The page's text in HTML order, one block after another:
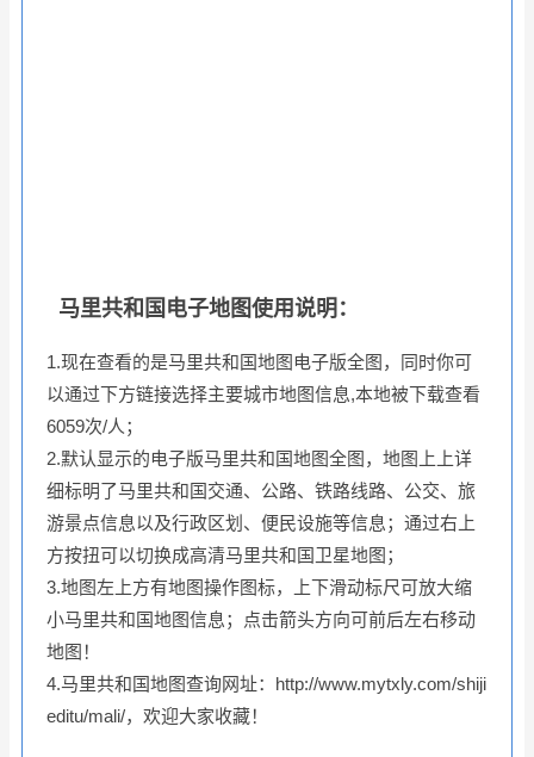
马里共和国电子地图使用说明：
1.现在查看的是马里共和国地图电子版全图，同时你可
以通过下方链接选择主要城市地图信息,本地被下载查看
6059次/人；
2.默认显示的电子版马里共和国地图全图，地图上上详
细标明了马里共和国交通、公路、铁路线路、公交、旅
游景点信息以及行政区划、便民设施等信息；通过右上
方按扭可以切换成高清马里共和国卫星地图；
3.地图左上方有地图操作图标，上下滑动标尺可放大缩
小马里共和国地图信息；点击箭头方向可前后左右移动
地图！
4.马里共和国地图查询网址：http://www.mytxly.com/shiji
editu/mali/，欢迎大家收藏！